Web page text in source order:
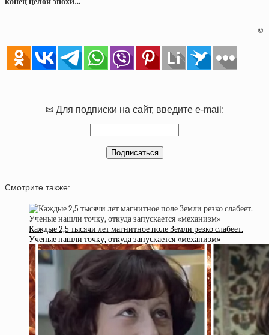
©
✉ Для подписки на сайт, введите e-mail:
Смотрите также:
Каждые 2,5 тысячи лет магнитное поле Земли резко слабеет.
Ученые нашли точку, откуда запускается «механизм»